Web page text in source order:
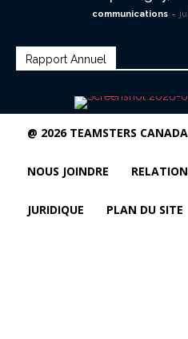
communications -
Rapport Annuel
@ 2026 TEAMSTERS CANADA
NOUS JOINDRE
JURIDIQUE PLAN DU SITE